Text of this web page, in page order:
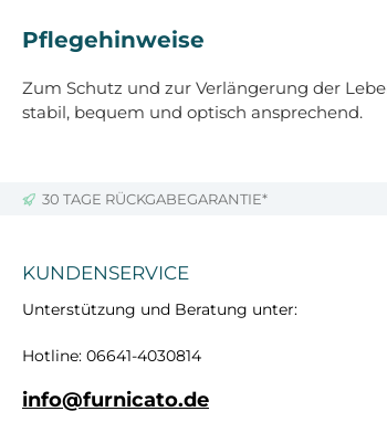
Pflegehinweise
Zum Schutz und zur Verlängerung der
stabil, bequem und optisch ansprechend.
30 TAGE RÜCKGABEGARANTIE*
KUNDENSERVICE
Unterstützung und Beratung unter:
Hotline: 06641-4030814
info@furnicato.de